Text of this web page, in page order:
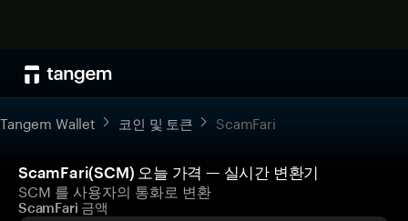
Tangem Wallet 코인 및 토큰 ScamFari
ScamFari(SCM) 오늘 가격 — 실시간 변환기
SCM 를 사용자의 통화로 변환
ScamFari 금액